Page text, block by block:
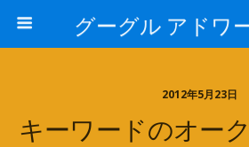
グーグル アドワ
2012年5月23日
キーワードのオー